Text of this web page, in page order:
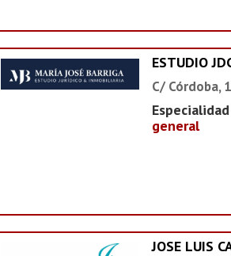
ESTUDIO
C/ Córdoba,
general
JOSE LUIS